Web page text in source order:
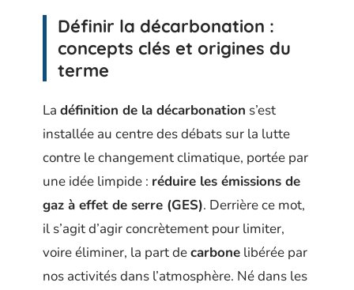
Définir la décarbonation :
concepts clés et origines du
terme
La définition de la décarbonation s’est
installée au centre des débats sur la lutte
contre le changement climatique, portée par
une idée limpide : réduire les émissions de
gaz à effet de serre (GES). Derrière ce mot,
il s’agit d’agir concrètement pour limiter,
voire éliminer, la part decarbone libérée par
nos activités dans l’atmosphère. Né dans les